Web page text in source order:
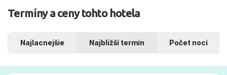
Termíny a ceny tohto hotela
Najlacnejšie Najbližší termín Počet nocí